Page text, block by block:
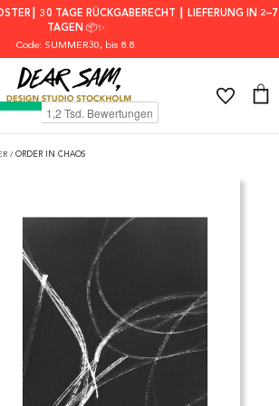
30 TAGE RÜCKGABERECHT ┃ LIEFERUNG IN 2–7
TAGEN 📦✨
Code: SUMMER30, bis 8.8.
/ ORDER IN CHAOS